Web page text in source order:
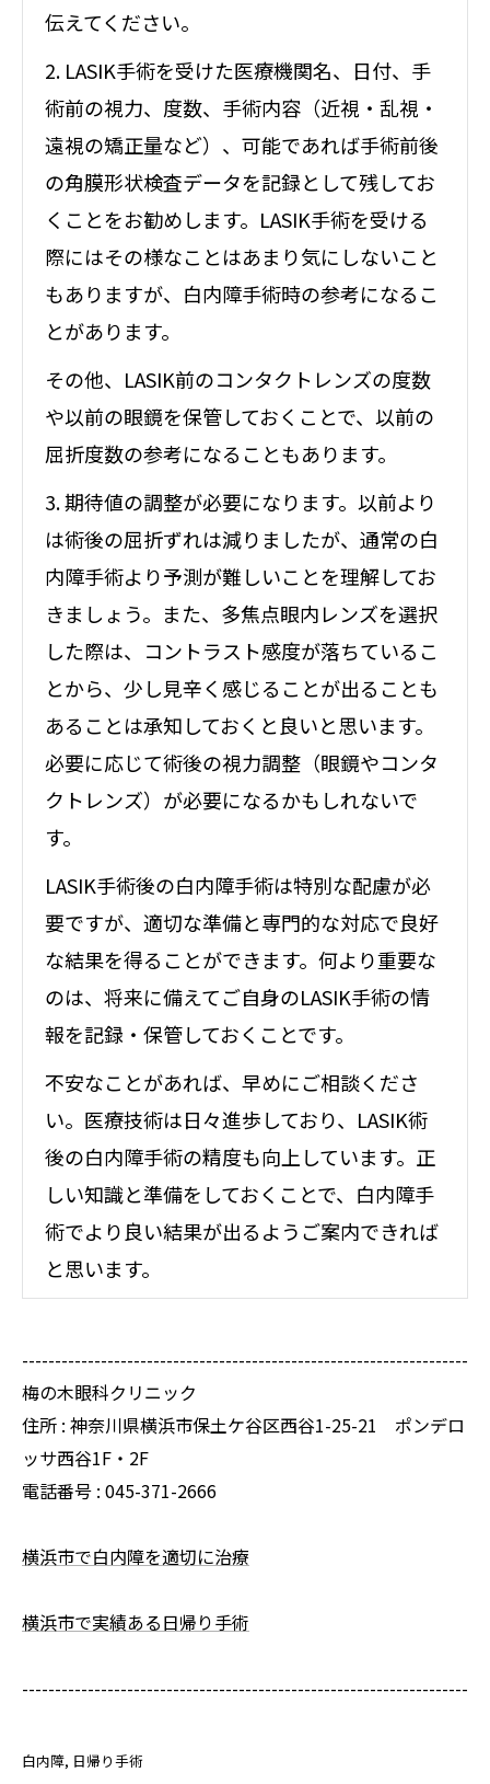
伝えてください。
2. LASIK手術を受けた医療機関名、日付、手
術前の視力、度数、手術内容（近視・乱視・
遠視の矯正量など）、可能であれば手術前後
の角膜形状検査データを記録として残してお
くことをお勧めします。LASIK手術を受ける
際にはその様なことはあまり気にしないこと
もありますが、白内障手術時の参考になるこ
とがあります。
その他、LASIK前のコンタクトレンズの度数
や以前の眼鏡を保管しておくことで、以前の
屈折度数の参考になることもあります。
3. 期待値の調整が必要になります。以前より
は術後の屈折ずれは減りましたが、通常の白
内障手術より予測が難しいことを理解してお
きましょう。また、多焦点眼内レンズを選択
した際は、コントラスト感度が落ちているこ
とから、少し見辛く感じることが出ることも
あることは承知しておくと良いと思います。
必要に応じて術後の視力調整（眼鏡やコンタ
クトレンズ）が必要になるかもしれないで
す。
LASIK手術後の白内障手術は特別な配慮が必
要ですが、適切な準備と専門的な対応で良好
な結果を得ることができます。何より重要な
のは、将来に備えてご自身のLASIK手術の情
報を記録・保管しておくことです。
不安なことがあれば、早めにご相談くださ
い。医療技術は日々進歩しており、LASIK術
後の白内障手術の精度も向上しています。正
しい知識と準備をしておくことで、白内障手
術でより良い結果が出るようご案内できれば
と思います。
--------------------------------------------------------------------
梅の木眼科クリニック
住所 : 神奈川県横浜市保土ケ谷区西谷1-25-21 ポンデロ
ッサ西谷1F・2F
電話番号 : 045-371-2666
横浜市で白内障を適切に治療
横浜市で実績ある日帰り手術
--------------------------------------------------------------------
白内障 日帰り手術